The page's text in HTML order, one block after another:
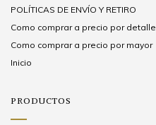
POLÍTICAS DE ENVÍO Y RETIRO
Como comprar a precio por detalle
Como comprar a precio por mayor
Inicio
PRODUCTOS